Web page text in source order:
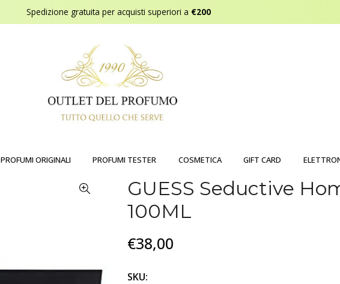
Spedizione gratuita per acquisti superiori a €200
PROFUMI ORIGINALI PROFUMI TESTER COSMETICA GIFT CARD
GUESS Seductive
100ML
€38,00
SKU: